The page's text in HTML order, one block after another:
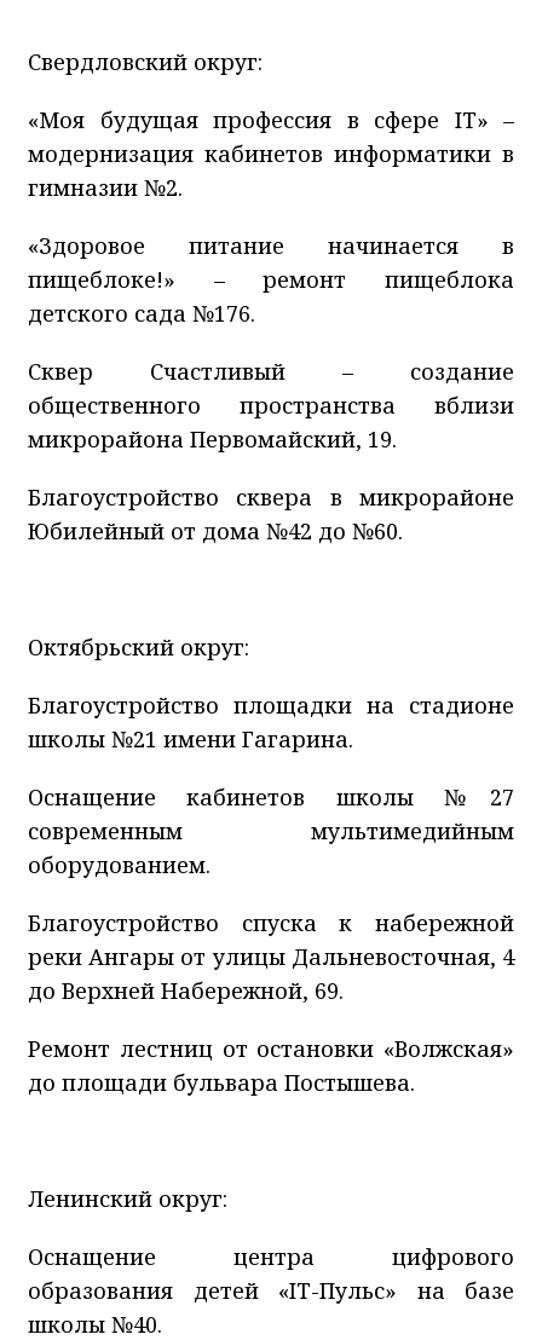
Свердловский округ:
«Моя будущая профессия в сфере IT» –
модернизация кабинетов информатики в
гимназии №2.
«Здоровое питание начинается в
пищеблоке!» – ремонт пищеблока
детского сада №176.
Сквер Счастливый – создание
общественного пространства вблизи
микрорайона Первомайский, 19.
Благоустройство сквера в микрорайоне
Юбилейный от дома №42 до №60.
Октябрьский округ:
Благоустройство площадки на стадионе
школы №21 имени Гагарина.
Оснащение кабинетов школы №27
современным мультимедийным
оборудованием.
Благоустройство спуска к набережной
реки Ангары от улицы Дальневосточная, 4
до Верхней Набережной, 69.
Ремонт лестниц от остановки «Волжская»
до площади бульвара Постышева.
Ленинский округ:
Оснащение центра цифрового
образования детей «IT-Пульс» на базе
школы №40.